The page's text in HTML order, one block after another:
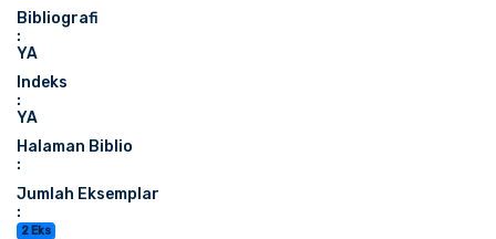
Bibliografi
:
YA
Indeks
:
YA
Halaman Biblio
:
Jumlah Eksemplar
:
2 Eks